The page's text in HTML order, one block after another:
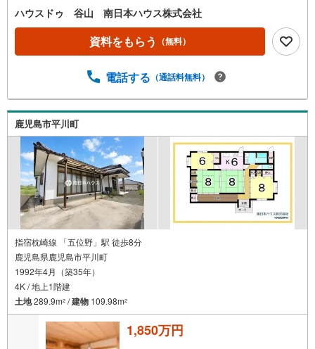
学校まで徒歩13分（約980m）・JR五位野駅まで徒歩4分
（約320m）・平川動物園まで1380m
ハウスドゥ 谷山 南日本ハウス株式会社
資料をもらう （無料）
電話する （通話料無料）
鹿児島市平川町
指宿枕崎線 「五位野」駅 徒歩8分
鹿児島県鹿児島市平川町
1992年4月（築35年）
4K / 地上1階建
土地289.9m2 /建物 109.98m2
1,850万円